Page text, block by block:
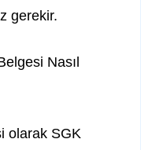
gerekir.
Nasıl
olarak SGK